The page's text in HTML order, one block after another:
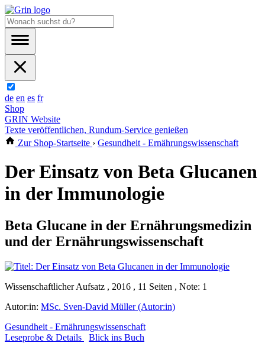
de en es fr
Shop
GRIN Website
Texte veröffentlichen, Rundum-Service genießen
Zur Shop-Startseite › Gesundheit - Ernährungswissenschaft
Der Einsatz von Beta Glucanen
in der Immunologie
Beta Glucane in der Ernährungsmedizin
und der Ernährungswissenschaft
Wissenschaftlicher Aufsatz , 2016 , 11 Seiten , Note: 1
Autor:in: MSc. Sven-David Müller (Autor:in)
Gesundheit - Ernährungswissenschaft
Leseprobe & Details
Blick ins Buch